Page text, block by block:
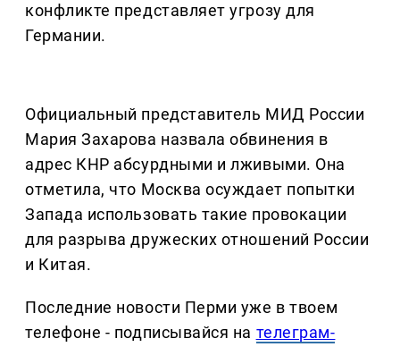
конфликте представляет угрозу для
Германии.
Официальный представитель МИД России
Мария Захарова назвала обвинения в
адрес КНР абсурдными и лживыми. Она
отметила, что Москва осуждает попытки
Запада использовать такие провокации
для разрыва дружеских отношений России
и Китая.
Последние новости Перми уже в твоем
телефоне - подписывайся на телеграм-